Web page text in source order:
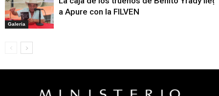
Galeria
a Apure con la FILVEN